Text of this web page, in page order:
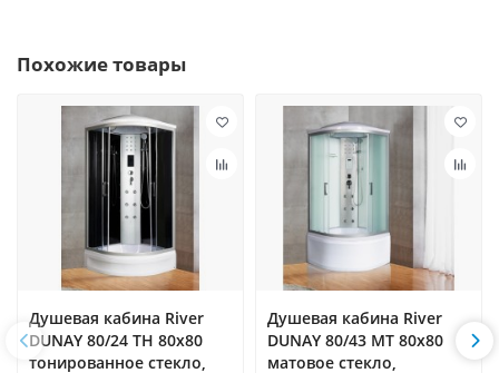
Похожие товары
Душевая кабина River
DUNAY 80/24 TH 80х80
тонированное стекло,
Душевая кабина River
DUNAY 80/43 MT 80х80
матовое стекло,